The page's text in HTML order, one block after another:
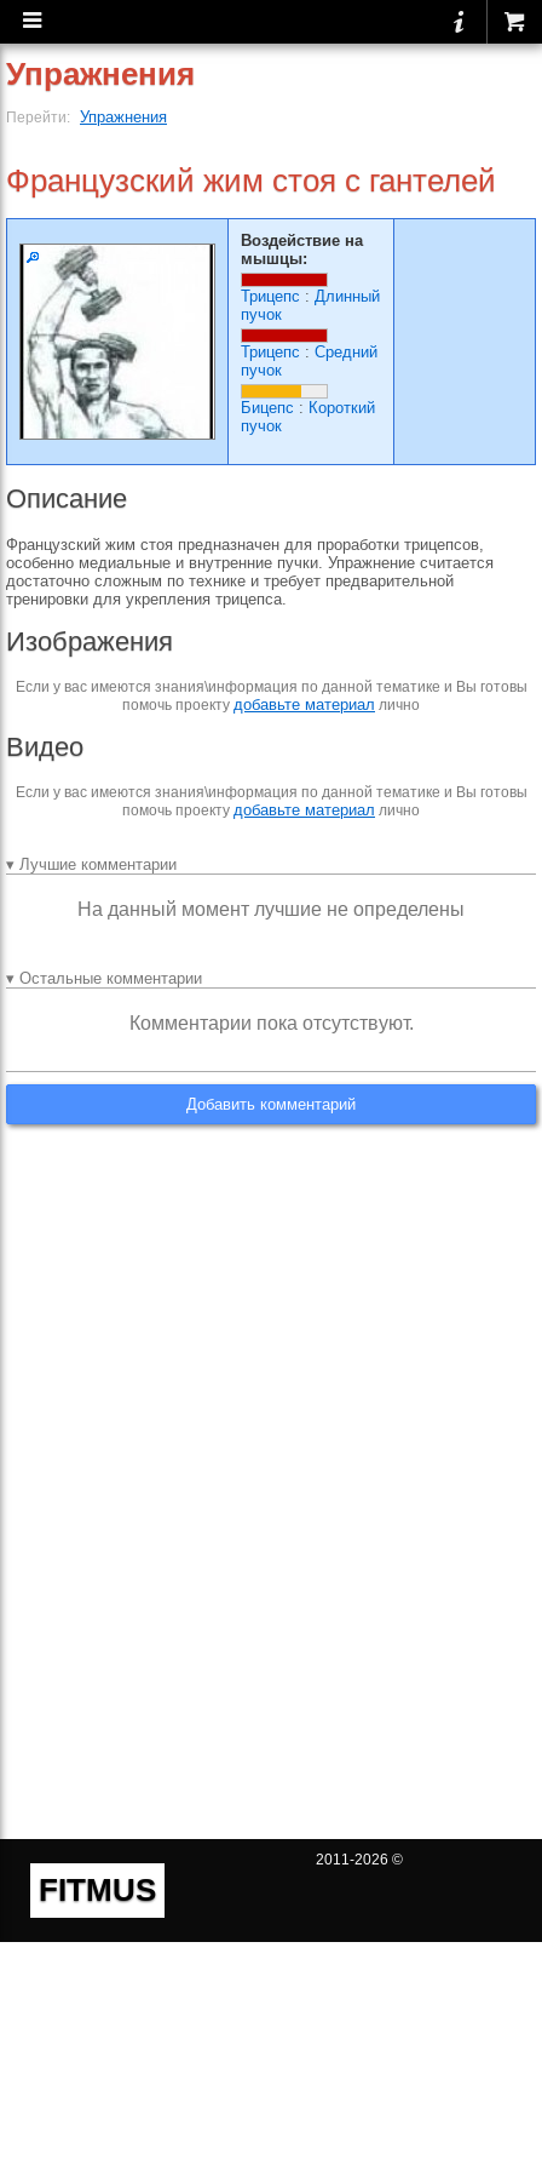
Упражнения
Перейти: Упражнения
Французский жим стоя с гантелей
Воздействие на
мышцы:
Трицепс : Длинный
пучок
Трицепс : Средний
пучок
Бицепс : Короткий
пучок
Описание
Французский жим стоя предназначен для проработки трицепсов,
особенно медиальные и внутренние пучки. Упражнение считается
достаточно сложным по технике и требует предварительной
тренировки для укрепления трицепса.
Изображения
Если у вас имеются знания\информация по данной тематике и Вы готовы
помочь проекту добавьте материал лично
Видео
Если у вас имеются знания\информация по данной тематике и Вы готовы
помочь проекту добавьте материал лично
▾ Лучшие комментарии
На данный момент лучшие не определены
▾ Остальные комментарии
Комментарии пока отсутствуют.
Добавить комментарий
FITMUS
2011-2026 ©